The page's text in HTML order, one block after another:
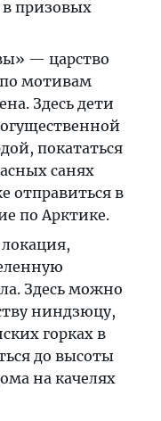
в призовых
— царство
мотивам
Здесь дети
покататься
санях
отправиться в
по Арктике.
Здесь можно
ниндзюцу,
горках в
до высоты
на качелях